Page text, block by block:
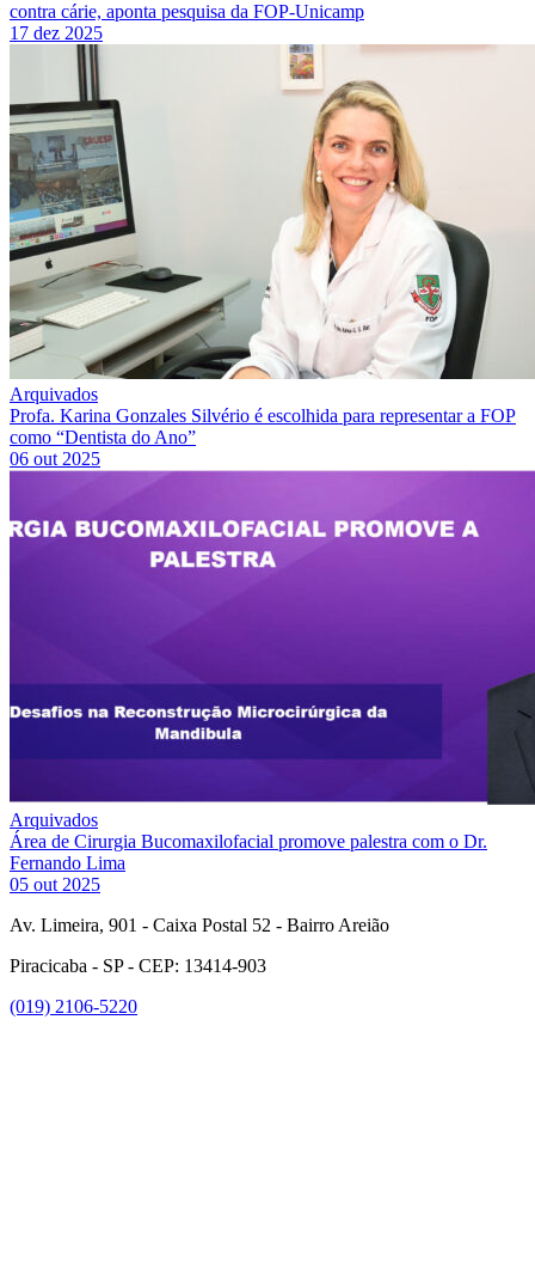
contra cárie, aponta pesquisa da FOP-Unicamp
17 dez 2025
Arquivados
Profa. Karina Gonzales Silvério é escolhida para representar a FOP
como “Dentista do Ano”
06 out 2025
Arquivados
Área de Cirurgia Bucomaxilofacial promove palestra com o Dr.
Fernando Lima
05 out 2025
Av. Limeira, 901 - Caixa Postal 52 - Bairro Areião
Piracicaba - SP - CEP: 13414-903
(019) 2106-5220